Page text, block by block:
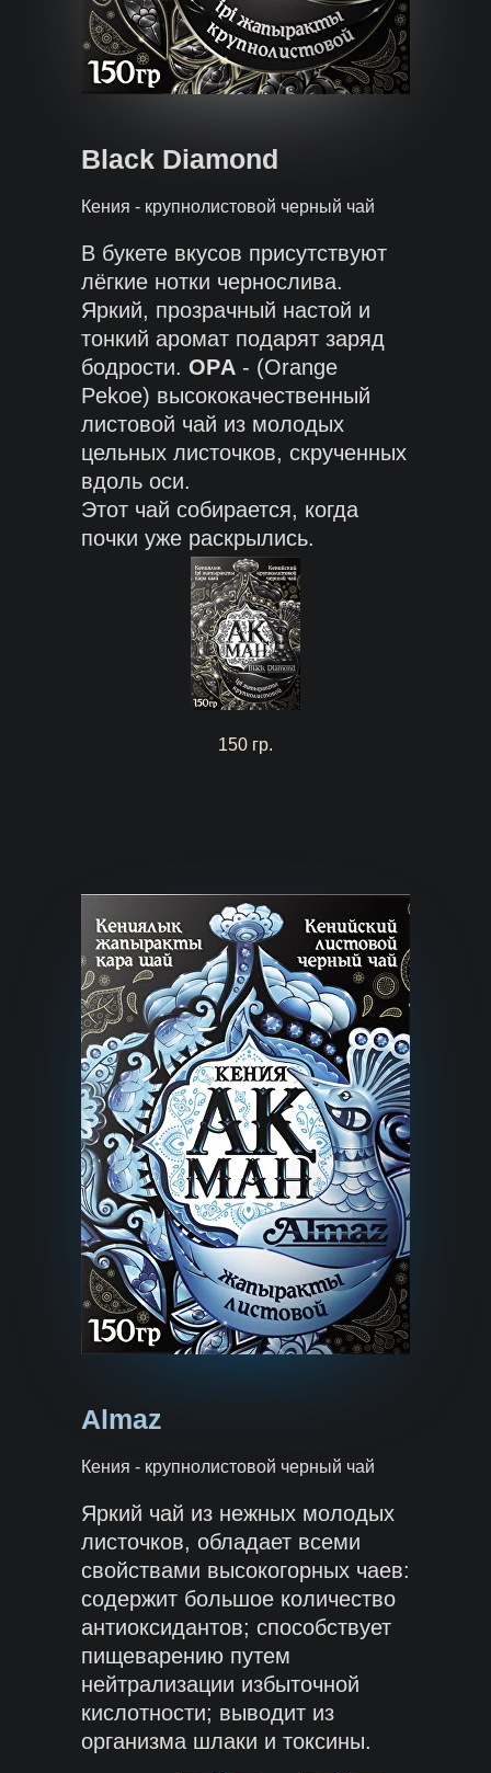
Black Diamond
В букете вкусов присутствуют
лёгкие нотки чернослива.
Яркий, прозрачный настой и
тонкий аромат подарят заряд
бодрости. OPА - (Orange
Pekoe) высококачественный
листовой чай из молодых
цельных листочков, скрученных
вдоль оси.
Этот чай собирается, когда
почки уже раскрылись.
Кения - крупнолистовой черный чай
150 гр.
Almaz
Яркий чай из нежных молодых
листочков, обладает всеми
свойствами высокогорных чаев:
содержит большое количество
антиоксидантов; способствует
пищеварению путем
нейтрализации избыточной
кислотности; выводит из
организма шлаки и токсины.
Кения - крупнолистовой черный чай